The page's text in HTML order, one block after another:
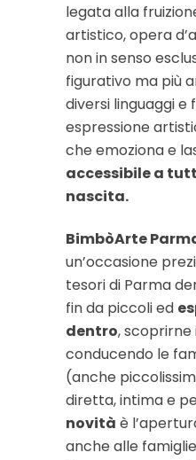
legata alla
artistico, opera
non in senso
figurativo ma più
diversi linguaggi e
espressione
che emoziona e
accessibile a
nascita.
BimbòArte
un’occasione
tesori di Parma
fin da piccoli ed
dentro, scoprirne
conducendo le
(anche
diretta, intima e
novità è
anche alle